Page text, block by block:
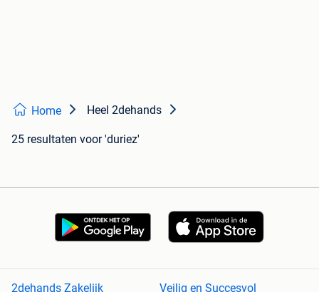
Home Heel 2dehands
25 resultaten voor 'duriez'
2dehands Zakelijk Veilig en Succesvol